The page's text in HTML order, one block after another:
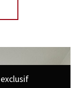
exclusif